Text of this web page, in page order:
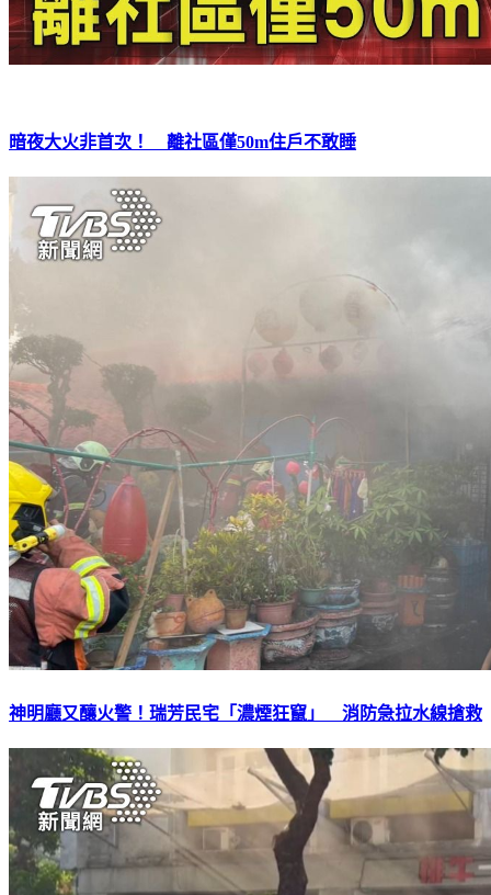
暗夜大火非首次！ 離社區僅50m住戶不敢睡
神明廳又釀火警！瑞芳民宅「濃煙狂竄」 消防急拉水線搶救